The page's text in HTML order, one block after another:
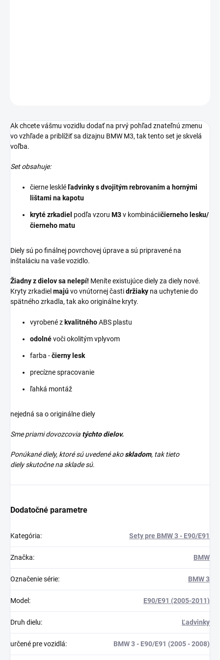
Ak chcete vášmu vozidlu dodať na prvý pohľad znateľnú zmenu
vo vzhľade a priblížiť sa dizajnu BMW M3, tak tento set je skvelá
voľba.
Set obsahuje:
čierne lesklé ľadvinky s dvojitým rebrovaním a hornými
lištami na kapotu
kryté zrkadiel podľa vzoru M3v kombináciičierneho lesku/
čierneho matu
Diely sú po finálnej povrchovej úprave a sú pripravené na
inštaláciu na vaše vozidlo.
Žiadny z dielov sa nelepí! Meníte existujúce diely za diely nové.
Kryty zrkadiel majúvo vnútornej častidržiaky na uchytenie do
spätného zrkadla, tak ako originálne kryty.
vyrobené z kvalitnéhoABS plastu
odolnévoči okolitým vplyvom
farba -čierny lesk
precízne spracovanie
ľahká montáž
nejedná sa o originálne diely
Sme priami dovozcovia týchto dielov.
Ponúkané diely, ktoré sú uvedené ako skladom, tak tieto
diely skutočne na sklade sú.
Dodatočné parametre
Kategória: Sety pre BMW 3 - E90/E91
Značka: BMW
Označenie série: BMW 3
Model : E90/E91 (2005-2011)
Druh dielu: Ľadvinky
určené pre vozidlá: BMW 3 - E90/E91 (2005 - 2008)